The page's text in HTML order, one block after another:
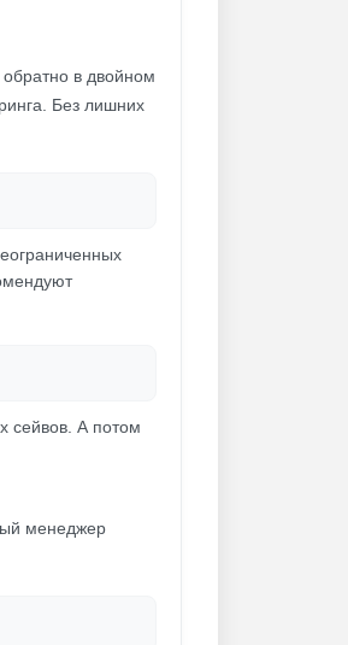
в двойном
Без лишних
сейвов. А потом
менеджер